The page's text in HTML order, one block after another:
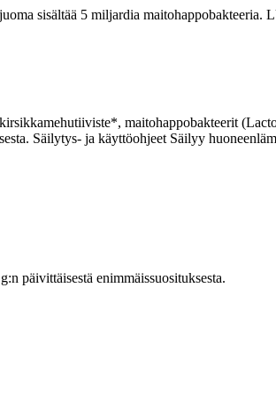
sisältää 5 miljardia maitohappobakteeria.
maitohappobakteerit
Säilytys- ja käyttöohjeet Säilyy
päivittäisestä enimmäissuosituksesta.